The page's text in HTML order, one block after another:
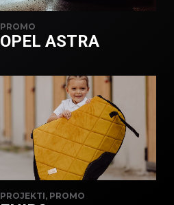
PROMO
OPEL ASTRA
PROJEKTI, PROMO